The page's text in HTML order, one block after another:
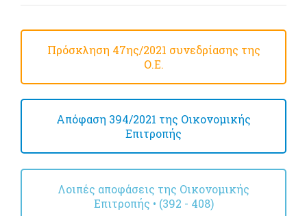
Πρόσκληση 47ης/2021 συνεδρίασης της
Ο.Ε.
Απόφαση 394/2021 της Οικονομικής
Επιτροπής
Λοιπές αποφάσεις της Οικονομικής
Επιτροπής • (392 - 408)